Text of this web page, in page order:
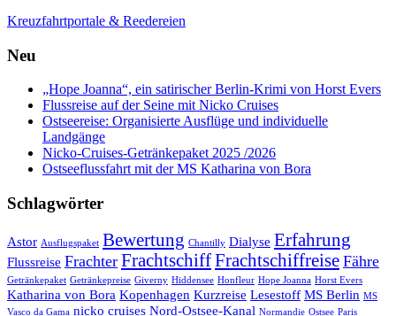
Kreuzfahrtportale & Reedereien
Neu
„Hope Joanna“, ein satirischer Berlin-Krimi von Horst Evers
Flussreise auf der Seine mit Nicko Cruises
Ostseereise: Organisierte Ausflüge und individuelle
Landgänge
Nicko-Cruises-Getränkepaket 2025 /2026
Ostseeflussfahrt mit der MS Katharina von Bora
Schlagwörter
Astor Ausflugspaket Bewertung Chantilly Dialyse Erfahrung
Flussreise Frachter FrachtschiffFrachtschiffreise Fähre
Getränkepaket Getränkepreise Giverny Hiddensee Honfleur Hope Joanna Horst Evers
Katharina von Bora Kopenhagen Kurzreise Lesestoff MS Berlin MS
Vasco da Gama nicko cruises Nord-Ostsee-Kanal Normandie Ostsee Paris